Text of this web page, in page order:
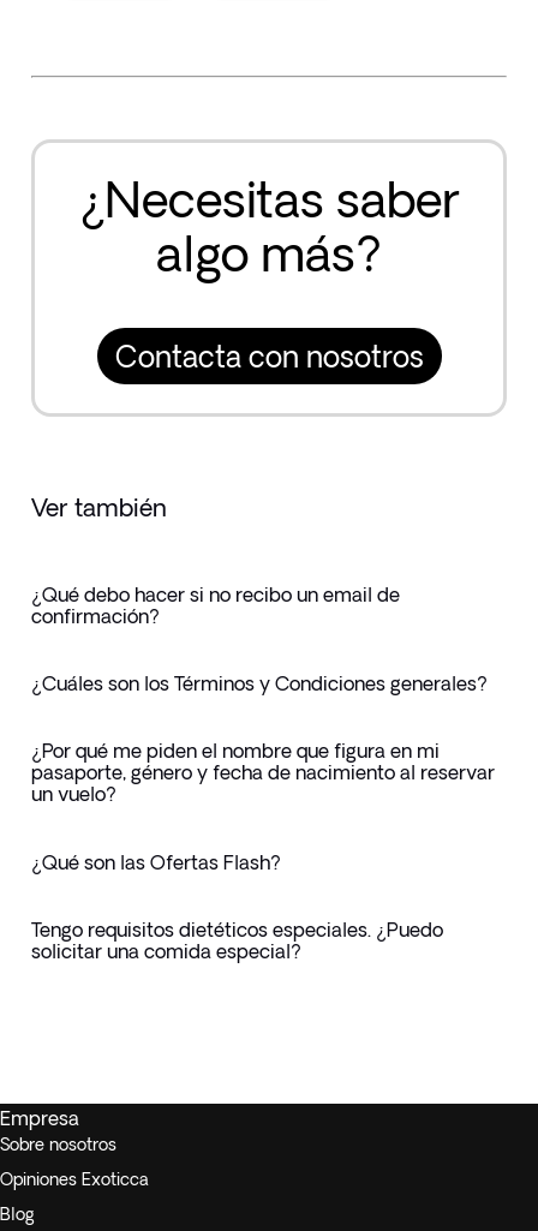
¿Necesitas saber
algo más?
Contacta con nosotros
Ver también
¿Qué debo hacer si no recibo un email de
confirmación?
¿Cuáles son los Términos y Condiciones generales?
¿Por qué me piden el nombre que figura en mi
pasaporte, género y fecha de nacimiento al reservar
un vuelo?
¿Qué son las Ofertas Flash?
Tengo requisitos dietéticos especiales. ¿Puedo
solicitar una comida especial?